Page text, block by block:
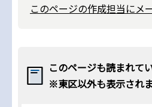
このページの作成担当にメ
このページも読まれて
※東区以外も表示され